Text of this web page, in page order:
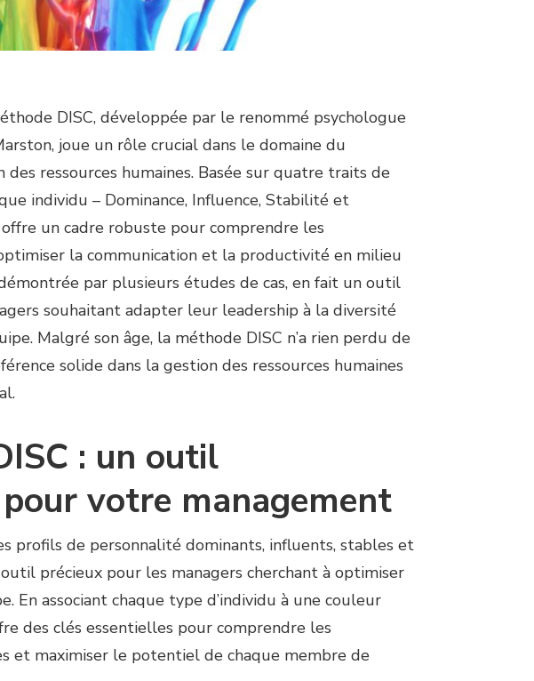
DISC, développée par le renommé psychologue
joue un rôle crucial dans le domaine du
ressources humaines. Basée sur quatre traits de
individu – Dominance, Influence, Stabilité et
un cadre robuste pour comprendre les
la communication et la productivité en milieu
par plusieurs études de cas, en fait un outil
souhaitant adapter leur leadership à la diversité
Malgré son âge, la méthode DISC n’a rien perdu de
solide dans la gestion des ressources humaines
: un outil
votre management
profils de personnalité dominants, influents, stables et
précieux pour les managers cherchant à optimiser
En associant chaque type d’individu à une couleur
des clés essentielles pour comprendre les
et maximiser le potentiel de chaque membre de